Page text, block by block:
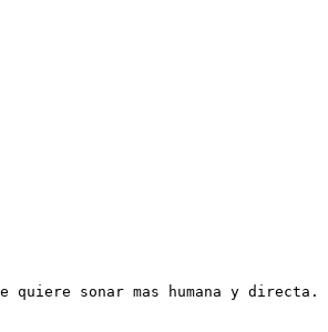
sonar mas humana y